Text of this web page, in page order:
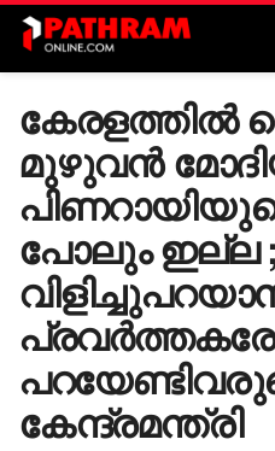
കേരളത്തില്‍
മുഴുവന്‍
പോലും ഇല്ല
കേന്ദ്രമന്ത്രി